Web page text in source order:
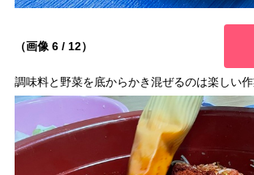
（画像 6 / 12）
調味料と野菜を底からかき混ぜるのは楽しい